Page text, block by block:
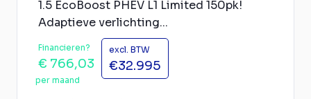
1.5 EcoBoost PHEV L1 Limited 150pk!
Adaptieve verlichting...
Financieren?
€ 766,03
per maand
excl. BTW
€32.995